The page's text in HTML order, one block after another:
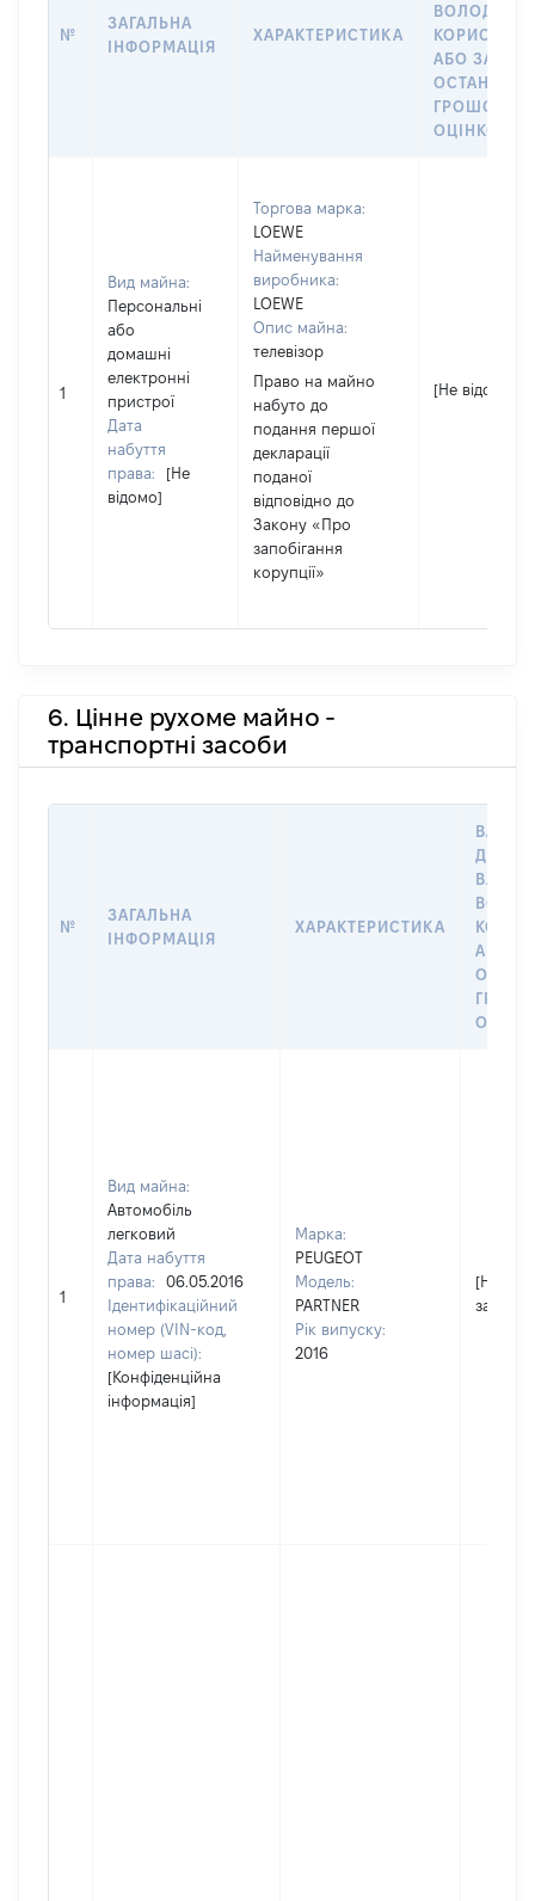
№
ЗАГАЛЬНА
ІНФОРМАЦІЯ
ХАРАКТЕРИСТИКА
АБО ЗА
ОЦІНКОЮ
1
Вид майна:
Персональні
або
домашні
електронні
пристрої
Дата
набуття
права:
[Не
відомо]
Торгова марка:
LOEWE
Найменування
виробника:
LOEWE
Опис майна:
телевізор
Право на майно
набуто до
подання першої
декларації
поданої
відповідно до
Закону «Про
запобігання
корупції»
[Не відомо]
6. Цінне рухоме майно -
транспортні засоби
№
ЗАГАЛЬНА
ІНФОРМАЦІЯ
ХАРАКТЕРИСТИКА
ДАТУ
АБО
1
Вид майна:
Автомобіль
легковий
Дата набуття
права:
06.05.2016
Ідентифікаційний
номер (VIN-код,
номер шасі):
[Конфіденційна
інформація]
Марка:
PEUGEOT
Модель:
PARTNER
Рік випуску:
2016
[Не